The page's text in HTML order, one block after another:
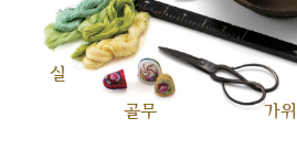
실
골무
가위